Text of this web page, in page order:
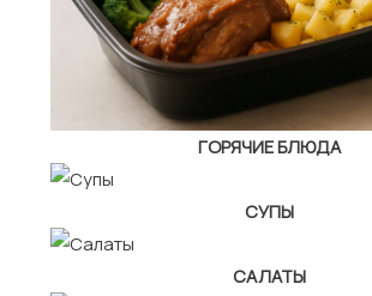
ГОРЯЧИЕ БЛЮДА
СУПЫ
САЛАТЫ